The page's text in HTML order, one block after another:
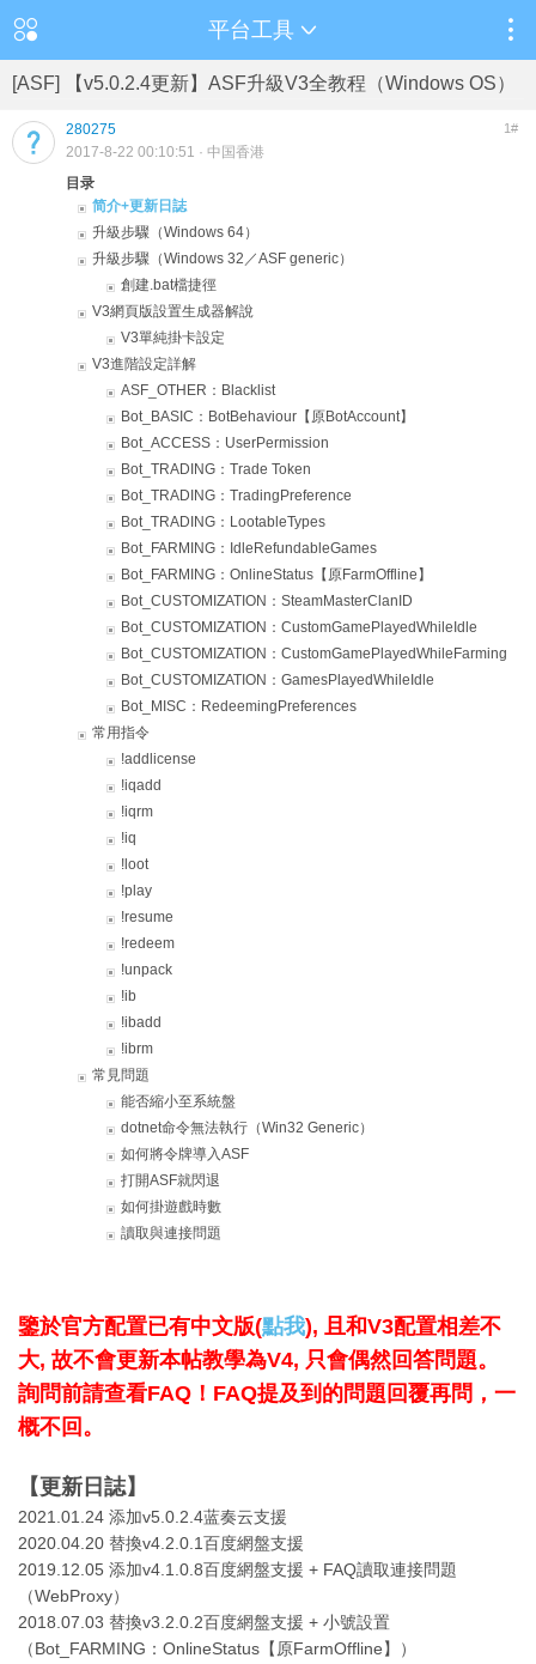
平台工具
[ASF] 【v5.0.2.4更新】ASF升級V3全教程（Windows OS）
280275 1#
2017-8-22 00:10:51 · 中国香港
目录
简介+更新日誌
升級步驟（Windows 64）
升級步驟（Windows 32／ASF generic）
創建.bat檔捷徑
V3網頁版設置生成器解說
V3單純掛卡設定
V3進階設定詳解
ASF_OTHER：Blacklist
Bot_BASIC：BotBehaviour【原BotAccount】
Bot_ACCESS：UserPermission
Bot_TRADING：Trade Token
Bot_TRADING：TradingPreference
Bot_TRADING：LootableTypes
Bot_FARMING：IdleRefundableGames
Bot_FARMING：OnlineStatus【原FarmOffline】
Bot_CUSTOMIZATION：SteamMasterClanID
Bot_CUSTOMIZATION：CustomGamePlayedWhileIdle
Bot_CUSTOMIZATION：CustomGamePlayedWhileFarming
Bot_CUSTOMIZATION：GamesPlayedWhileIdle
Bot_MISC：RedeemingPreferences
常用指令
!addlicense
!iqadd
!iqrm
!iq
!loot
!play
!resume
!redeem
!unpack
!ib
!ibadd
!ibrm
常見問題
能否縮小至系統盤
dotnet命令無法執行（Win32 Generic）
如何將令牌導入ASF
打開ASF就閃退
如何掛遊戲時數
讀取與連接問題
鑒於官方配置已有中文版(點我), 且和V3配置相差不
大, 故不會更新本帖教學為V4, 只會偶然回答問題。
詢問前請查看FAQ！FAQ提及到的問題回覆再問，一
概不回。
【更新日誌】
2021.01.24 添加v5.0.2.4蓝奏云支援
2020.04.20 替換v4.2.0.1百度網盤支援
2019.12.05 添加v4.1.0.8百度網盤支援 + FAQ讀取連接問題
（WebProxy）
2018.07.03 替換v3.2.0.2百度網盤支援 + 小號設置
（Bot_FARMING：OnlineStatus【原FarmOffline】）